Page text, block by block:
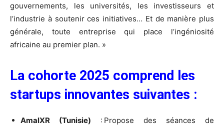
gouvernements, les universités, les investisseurs et
l’industrie à soutenir ces initiatives… Et de manière plus
générale, toute entreprise qui place l’ingéniosité
africaine au premier plan. »
La cohorte 2025 comprend les
startups innovantes suivantes :
AmalXR (Tunisie) : Propose des séances de